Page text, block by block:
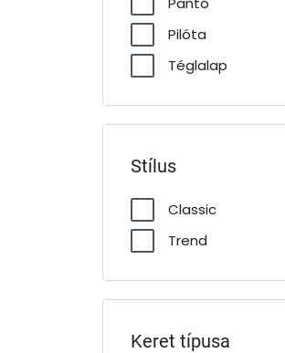
Pilóta
Téglalap
Stílus
Classic
Trend
Keret típusa